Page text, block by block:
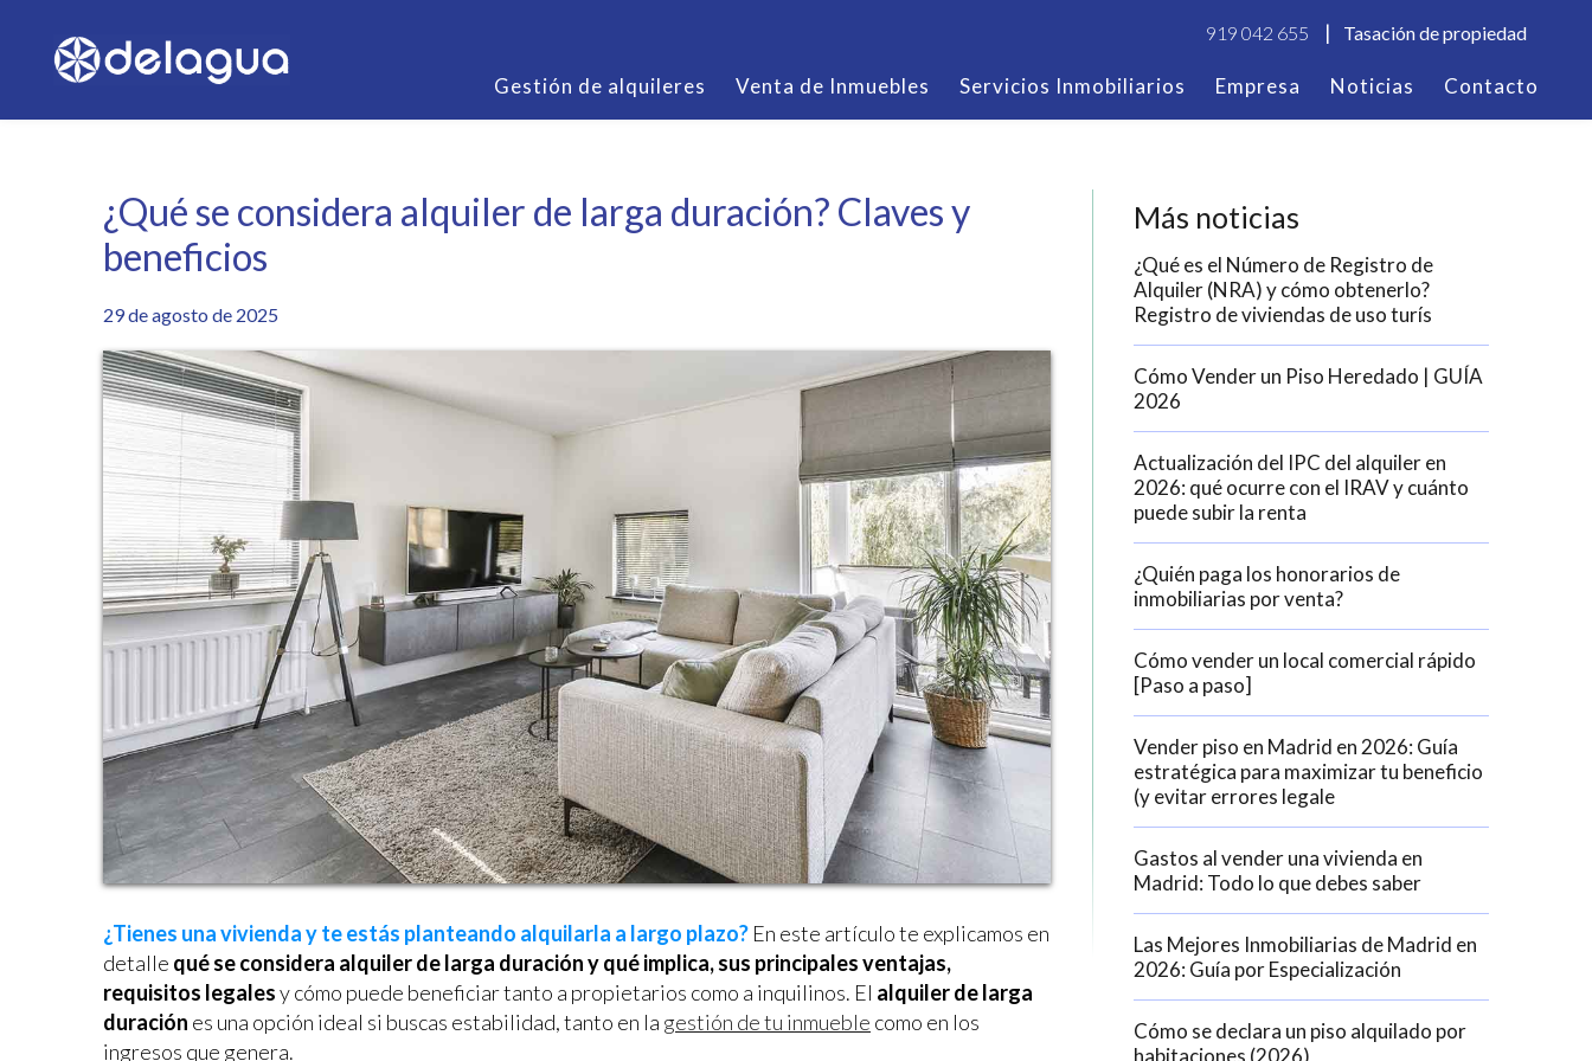
919 042 655 Tasación de propiedad
Gestión de alquileres Venta de Inmuebles Servicios Inmobiliarios Empresa Noticias Contacto
¿Qué se considera alquiler de larga duración? Claves y
beneficios
29 de agosto de 2025
¿Tienes una vivienda y te estás planteando alquilarla a largo plazo? En este artículo te explicamos en
detalle qué se considera alquiler de larga duración y qué implica, sus principales ventajas,
requisitos legalesy cómo puede beneficiar tanto a propietarios como a inquilinos. El alquiler de larga
duración es una opción ideal si buscas estabilidad, tanto en la gestión de tu inmueble como en los
ingresos que genera.
Más noticias
¿Qué es el Número de Registro de
Alquiler (NRA) y cómo obtenerlo?
Registro de viviendas de uso turís
Cómo Vender un Piso Heredado | GUÍA
2026
Actualización del IPC del alquiler en
2026: qué ocurre con el IRAV y cuánto
puede subir la renta
¿Quién paga los honorarios de
inmobiliarias por venta?
Cómo vender un local comercial rápido
[Paso a paso]
Vender piso en Madrid en 2026: Guía
estratégica para maximizar tu beneficio
(y evitar errores legale
Gastos al vender una vivienda en
Madrid: Todo lo que debes saber
Las Mejores Inmobiliarias de Madrid en
2026: Guía por Especialización
Cómo se declara un piso alquilado por
habitaciones (2026)
Modificar cookies
Este sitio web utiliza Cookies propias para recopilar información con la finalidad de
mejorar nuestros servicios. Si continua navegando, supone la aceptación de la
instalación de las mismas. El usuario tiene la posibilidad de configurar su navegador
pudiendo, si así lo desea, impedir que sean instaladas en su disco duro, aunque
deberá tener en cuenta que dicha acción podrá ocasionar dificultades de navegación